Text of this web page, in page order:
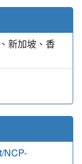
新加坡、香
NCP-